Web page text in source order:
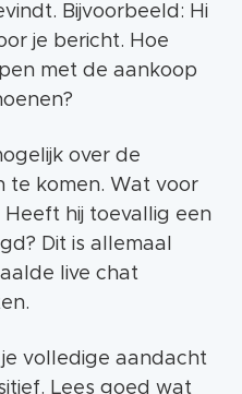
Bijvoorbeeld: Hi
je bericht. Hoe
met de aankoop
over de
te komen. Wat voor
hij toevallig een
Dit is allemaal
live chat
volledige aandacht
Lees goed wat